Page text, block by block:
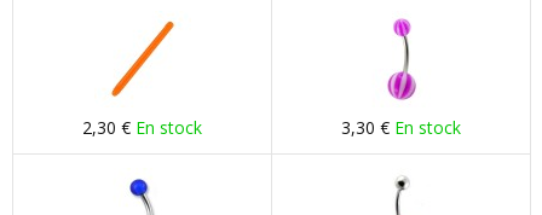
2,30 € En stock 3,30 € En stock